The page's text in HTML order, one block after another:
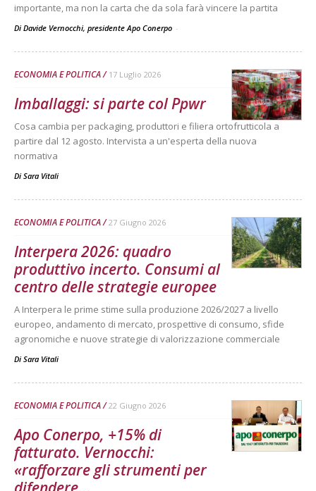
importante, ma non la carta che da sola farà vincere la partita
Di Davide Vernocchi, presidente Apo Conerpo -
ECONOMIA E POLITICA 17 Luglio 2026
Imballaggi: si parte col Ppwr
Cosa cambia per packaging, produttori e filiera ortofrutticola a
partire dal 12 agosto. Intervista a un'esperta della nuova
normativa
Di Sara Vitali
ECONOMIA E POLITICA 27 Giugno 2026
Interpera 2026: quadro
produttivo incerto. Consumi al
centro delle strategie europee
A Interpera le prime stime sulla produzione 2026/2027 a livello
europeo, andamento di mercato, prospettive di consumo, sfide
agronomiche e nuove strategie di valorizzazione commerciale
Di Sara Vitali
ECONOMIA E POLITICA 22 Giugno 2026
Apo Conerpo, +15% di
fatturato. Vernocchi:
«rafforzare gli strumenti per